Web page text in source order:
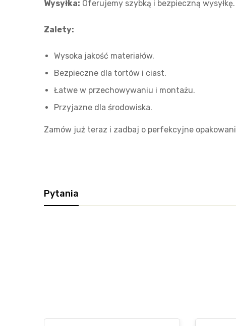
Wysyłka: Oferujemy szybką i bezpieczną
Zalety:
Wysoka jakość materiałów.
Bezpieczne dla tortów i ciast.
Łatwe w przechowywaniu i montażu.
Przyjazne dla środowiska.
Zamów już teraz i zadbaj o perfekcyjne
Pytania